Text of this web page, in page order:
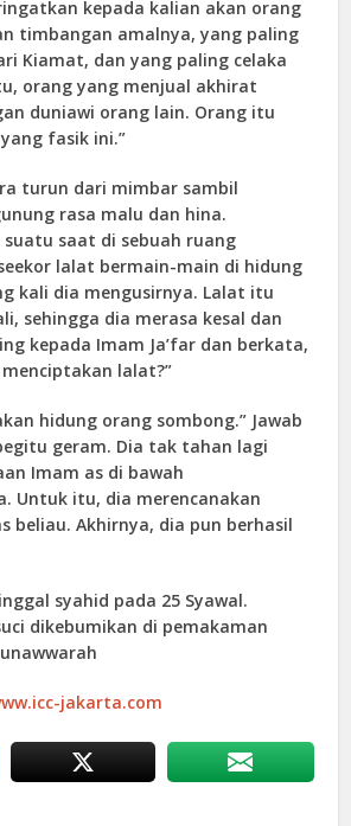
kepada kalian akan orang
timbangan amalnya, yang paling
Kiamat, dan yang paling celaka
orang yang menjual akhirat
duniawi orang lain. Orang itu
fasik ini.”
turun dari mimbar sambil
rasa malu dan hina.
suatu saat di sebuah ruang
lalat bermain-main di hidung
kali dia mengusirnya. Lalat itu
sehingga dia merasa kesal dan
kepada Imam Ja’far dan berkata,
lalat?”
hidung orang sombong.” Jawab
geram. Dia tak tahan lagi
Imam as di bawah
Untuk itu, dia merencanakan
beliau. Akhirnya, dia pun berhasil
syahid pada 25 Syawal.
dikebumikan di pemakaman
jakarta.com